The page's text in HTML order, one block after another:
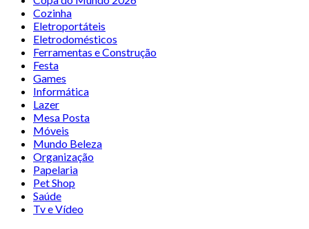
Cozinha
Eletroportáteis
Eletrodomésticos
Ferramentas e Construção
Festa
Games
Informática
Lazer
Mesa Posta
Móveis
Mundo Beleza
Organização
Papelaria
Pet Shop
Saúde
Tv e Vídeo